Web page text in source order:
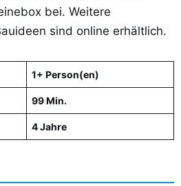
bei. Weitere
sind online erhältlich.
1+ Person(en)
99 Min.
4 Jahre